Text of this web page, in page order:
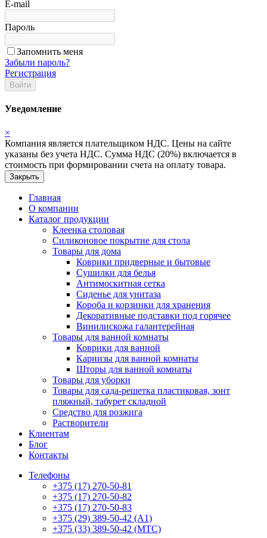
E-mail
Пароль
Запомнить меня
Забыли пароль?
Регистрация
Войти
Уведомление
×
Компания является плательщиком НДС. Цены на сайте
указаны без учета НДС. Сумма НДС (20%) включается в
стоимость при формировании счета на оплату товара.
Закрыть
Главная
О компании
Каталог продукции
Клеенка столовая
Силиконовое покрытие для стола
Товары для дома
Коврики придверные и бытовые
Сушилки для белья
Антимоскитная сетка
Сиденье для унитаза
Короба и корзинки для хранения
Декоративные подставки под горячее
Винилискожа галантерейная
Товары для ванной комнаты
Коврики для ванной
Карнизы для ванной комнаты
Шторы для ванной комнаты
Товары для уборки
Товары для сада-решетка пластиковая, зонт
пляжный, табурет складной
Средство для розжига
Растворители
Клиентам
Блог
Контакты
Телефоны
+375 (17) 270-50-81
+375 (17) 270-50-82
+375 (17) 270-50-83
+375 (29) 389-50-42 (А1)
+375 (33) 389-50-42 (МТС)